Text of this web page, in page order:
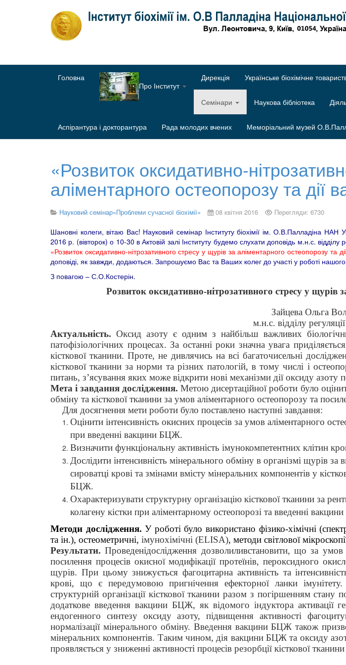
Головна
Про Інститут
Дирекція Українське біохімічне
Семінари Наукова бібліотека
Аспірантура і докторантура Рада молодих вчених Меморіальний музей
«Розвиток оксидативно-
аліментарного остеопорозу та
Науковий семінар«Проблеми сучасної біохімії» 08 квітня 2016 Перегляди: 6730
Шановні колеги, вітаю Вас! Науковий семінар Інституту біохімії ім. О.В.Палладіна НАН
2016 р. (вівторок) о 10-30 в Актовій залі Інституту будемо слухати доповідь м.н.с.
«Розвиток оксидативно-нітрозативного стресу у щурів за аліментарного остеопорозу та
доповіді, як завжди, додаються. Запрошуємо Вас та Ваших колег до участі у роботі
З повагою – С.О.Костерін.
Розвиток оксидативно-нітрозативного стресу у
Зайцева Ольга
м.н.с. відділу
Актуальність. Оксид азоту є одним з найбільш важливих
патофізіологічних процесах. За останні роки значна увага
кісткової тканини.Проте, не дивлячись на всі багаточисельні
кісткової тканини за норми та різних патологій, в тому числі і
питань, з’ясування яких може відкрити нові механізми дії оксиду азоту
Мета і завдання дослідження.Метою дисертаційної роботи було
обміну та кісткової тканини за умов аліментарного остеопорозу та
Для досягнення мети роботи було поставлено наступні завдання:
Оцінити інтенсивність окисних процесів за умов аліментарного
при введенні вакцини БЦЖ.
Визначити функціональну активність імунокомпетентних клітин
Дослідити інтенсивність мінерального обміну в організмі щурів
сироватці крові та змінами вмісту мінеральних компонентів у
БЦЖ.
Охарактеризувати структурну організацію кісткової тканини за
колагену кістки при аліментарному остеопорозі та введенні
Методи дослідження. У роботі було використано фізико-хімічні
та ін.), остеометричні, імунохімічні (ELISA), методи світлової
Результати. Проведенідослідження дозволиливстановити, що за умов
посилення процесів окисної модифікації протеїнів, пероксидного
щурів. При цьому знижується фагоцитарна активність та
крові, що є передумовою пригнічення ефекторної ланки
структурній організації кісткової тканини разом з погіршенням
додаткове введення вакцини БЦЖ, як відомого індуктора активації
ендогенного синтезу оксиду азоту, підвищення активності
нормалізації мінерального обміну. Введення вакцини БЦЖ також
мінеральних компонентів. Таким чином, дія вакцини БЦЖ та оксиду
проявляється у зниженні активності процесів резорбції кісткової